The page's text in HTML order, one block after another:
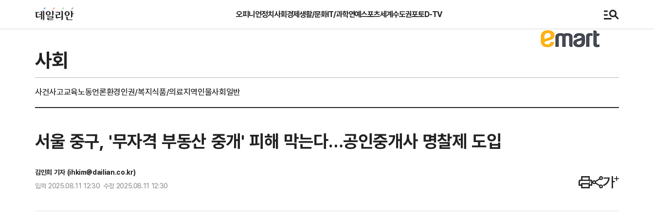
오피니언정치사회경제생활/문화IT/과학연예스포츠세계수도권포토D-TV
사회
사건사고교육노동언론환경인권/복지식품/의료지역인물사회일반
서울 중구, '무자격 부동산 중개' 피해 막는다…공인중개사 명찰제 도입
김인희 기자 (ihkim@dailian.co.kr)
입력 2025.08.11 12:30 수정 2025.08.11 12:30